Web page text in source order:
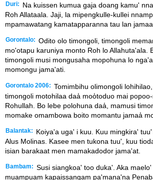
Duri:
Na kuissen kumua gaja doang kamu'
Roh Allataala. Jaji, la mipengkulle-kullei
mpamawatang kamatapparanna tau lan jamaa.
Gorontalo: Odito olo timongoli, timongoli
mo'otapu karuniya monto Roh lo Allahuta'ala.
timongoli musi mongusaha mopohuna lo
momongu jama'ati.
Gorontalo 2006: Tomimbihu olimongoli
timongoli motohilaa daa̒ moo̒toduo mai
Rohullah. Bo lebe polohuna daa̒, mamusi
momake omambowa boito momantu jamaa̒
Balantak:
Koiya'a uga' i kuu. Kuu mingkira'
Alus Molinas. Kasee men tukona tuu', kuu
isian barakaat men mamakadodor jama'at.
Bambam: Susi siangkoa' too duka'. Aka
muampuam kapaissangam pa'mana'na